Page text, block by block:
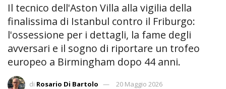
Il tecnico dell'Aston Villa alla vigilia della
finalissima di Istanbul contro il Friburgo:
l'ossessione per i dettagli, la fame degli
avversari e il sogno di riportare un trofeo
europeo a Birmingham dopo 44 anni.
di Rosario Di Bartolo 20 Maggio 2026